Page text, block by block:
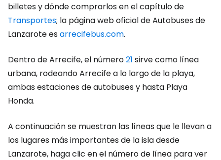
billetes y dónde comprarlos en el capítulo de
Transportes; la página web oficial de Autobuses de
Lanzarote esarrecifebus.com.
Dentro de Arrecife, el número21 sirve como línea
urbana, rodeando Arrecife a lo largo de la playa,
ambas estaciones de autobuses y hasta Playa
Honda.
A continuación se muestran las líneas que le llevan a
los lugares más importantes de la isla desde
Lanzarote, haga clic en el número de línea para ver